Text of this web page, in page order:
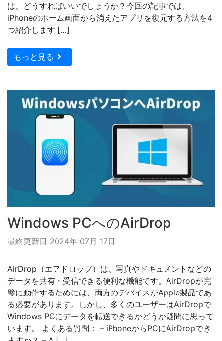
は、どうすればいいでしょうか？今回の記事では、
iPhoneのホーム画面から消えたアプリを復元する方法を4
つ紹介します […]
もっと見る
Windows PCへのAirDrop
最終更新日 2024年 07月 17日
AirDrop（エアドロップ）は、写真やドキュメントなどの
データを共有・受信できる便利な機能です。AirDropが完
璧に動作するためには、両方のデバイスがApple製品であ
る必要があります。しかし、多くのユーザーはAirDropで
Windows PCにデータを転送できるかどうか疑問に思って
います。 よくある質問： – iPhoneからPCにAirDropでき